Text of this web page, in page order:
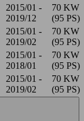
2015/01 -
2019/12
70 KW
(95 PS)
2015/01 -
2019/02
70 KW
(95 PS)
2015/01 -
2018/01
70 KW
(95 PS)
2015/01 -
2019/02
70 KW
(95 PS)